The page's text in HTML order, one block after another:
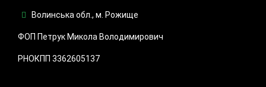
Волинська обл., м. Рожище
ФОП Петрук Микола Володимирович
РНОКПП 3362605137